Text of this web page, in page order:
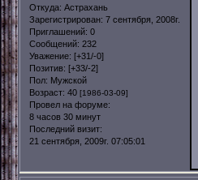
Откуда: Астрахань
Зарегистрирован: 7 сентября, 2008г.
Приглашений: 0
Сообщений: 232
Уважение: [+31/-0]
Позитив: [+33/-2]
Пол: Мужской
Возраст: 40 [1986-03-09]
Провел на форуме:
8 часов 30 минут
Последний визит:
21 сентября, 2009г. 07:05:01